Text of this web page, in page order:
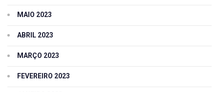
MAIO 2023
ABRIL 2023
MARÇO 2023
FEVEREIRO 2023